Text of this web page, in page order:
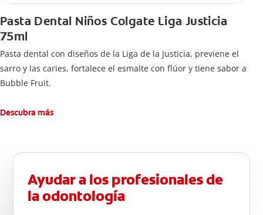
Pasta Dental Niños Colgate Liga Justicia
75ml
Pasta dental con diseños de la Liga de la Justicia, previene el
sarro y las caries, fortalece el esmalte con flúor y tiene sabor a
Bubble Fruit.
Descubra más
Ayudar a los profesionales de
la odontología